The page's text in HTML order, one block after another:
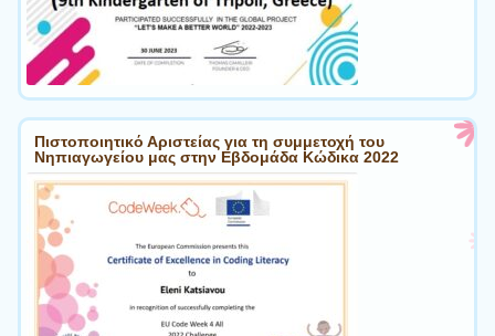
Πιστοποιητικό Αριστείας για τη συμμετοχή του
Νηπιαγωγείου μας στην Εβδομάδα Κώδικα 2022